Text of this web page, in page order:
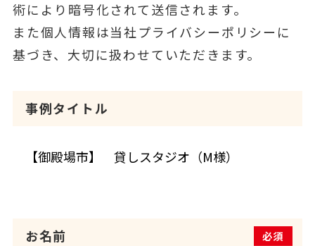
術により暗号化されて送信されます。
また個人情報は当社プライバシーポリシーに
基づき、大切に扱わせていただきます。
事例タイトル
お名前 必須